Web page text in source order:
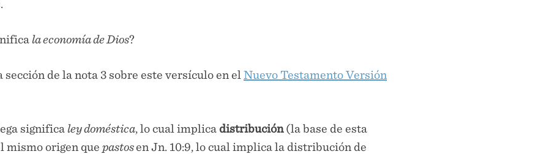
la economía de Dios?
de la nota 3 sobre este versículo en el Nuevo Testamento Versión
significa ley doméstica , lo cual implica distribución (la base de esta
mismo origen que pastosen Jn. 10:9, lo cual implica la distribución de